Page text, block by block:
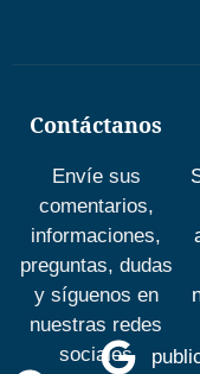
Contáctanos
Envíe sus
comentarios,
informaciones,
preguntas, dudas
y síguenos en
nuestras redes
sociales